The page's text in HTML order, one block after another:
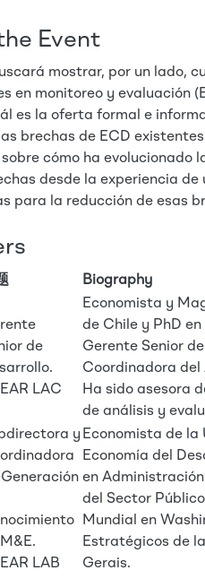
Event
mostrar, por un lado,
en monitoreo y evaluación
es la oferta formal e
brechas de ECD
cómo ha evolucionado
desde la experiencia de
para la reducción de esas
Biography
de
LAC
Economista y
de Chile y PhD
Gerente Senior
Coordinadora del
Ha sido asesora
de análisis y
y
LAB
Economista de
Economía del
en
del Sector
Mundial en
Estratégicos de
Gerais.